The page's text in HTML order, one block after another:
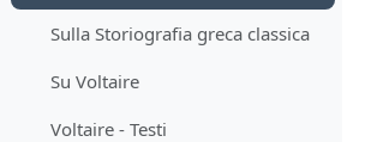
Sulla Storiografia greca classica
Su Voltaire
Voltaire - Testi